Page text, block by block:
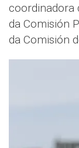
coordinadora
da Comisión
da Comisión